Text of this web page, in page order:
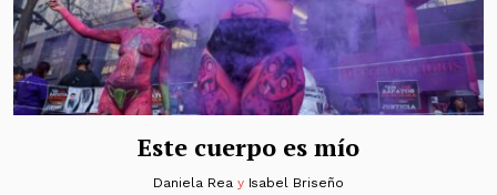
Este cuerpo es mío
Daniela Rea y Isabel Briseño